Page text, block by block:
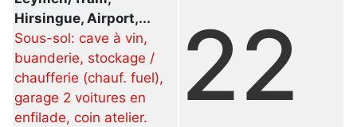
Hirsingue, Airport,...
Sous-sol: cave à vin,
buanderie, stockage /
chaufferie (chauf. fuel),
garage 2 voitures en
enfilade, coin atelier.
22